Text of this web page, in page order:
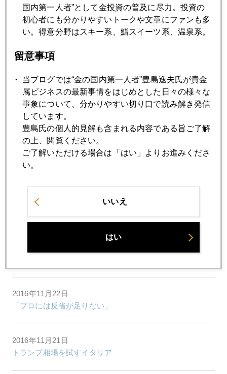
7月 8月 9月 10月 11月 12月
2016年11月30日
2016年11月29日
ジム・ロジャーズ氏、日本株買いに転換
2016年11月28日
原油暴落
2016年11月25日
2016年11月22日
「プロには反省が足りない」
2016年11月21日
トランプ相場を試すイタリア
国内第一人者”として金投資の普及に尽力。投資の
初心者にも分かりやすいトークや文章にファンも多
い。得意分野はスキー系、鮨スイーツ系、温泉系。
留意事項
当ブログでは“金の国内第一人者”豊島逸夫氏が貴金
属ビジネスの最新事情をはじめとした日々の様々な
事象について、分かりやすい切り口で読み解き発信
しています。
豊島氏の個人的見解も含まれる内容である旨ご了解
の上、閲覧ください。
ご了解いただける場合は「はい」よりお進みくださ
い。
いいえ
はい